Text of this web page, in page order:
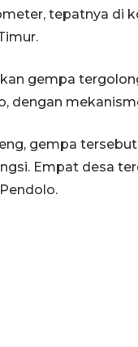
tepatnya di
gempa
dengan
gempa
Empat desa